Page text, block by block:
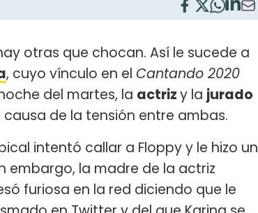
otras que chocan. Así le sucede a
, cuyo vínculo en el Cantando 2020
del martes, la actrizy la jurado
de la tensión entre ambas.
intentó callar a Floppy y le hizo un
embargo, la madre de la actriz
furiosa en la red diciendo que le